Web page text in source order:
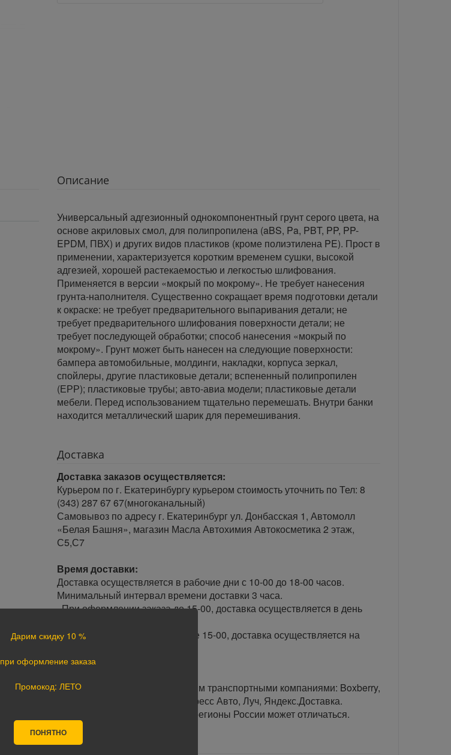
Описание
Универсальный адгезионный однокомпонентный грунт серого цвета, на
основе акриловых смол, для полипропилена (aBS, Pa, PBT, PP, PP-
EPDM, ПВХ) и других видов пластиков (кроме полиэтилена PE). Прост в
применении, характеризуется коротким временем сушки, высокой
адгезией, хорошей растекаемостью и легкостью шлифования.
Применяется в версии «мокрый по мокрому». Не требует нанесения
грунта-наполнителя. Существенно сокращает время подготовки детали
к окраске: не требует предварительного выпаривания детали; не
требует предварительного шлифования поверхности детали; не
требует последующей обработки; способ нанесения «мокрый по
мокрому». Грунт может быть нанесен на следующие поверхности:
бампера автомобильные, молдинги, накладки, корпуса зеркал,
спойлеры, другие пластиковые детали; вспененный полипропилен
(ЕРР); пластиковые трубы; авто-авиа модели; пластиковые детали
мебели. Перед использованием тщательно перемешать. Внутри банки
находится металлический шарик для перемешивания.
Доставка
Доставка заказов осуществляется:
Курьером по г. Екатеринбургу курьером стоимость уточнить по Тел: 8
(343) 287 67 67(многоканальный)
Самовывоз по адресу г. Екатеринбург ул. Донбасская 1, Автомолл
«Белая Башня», магазин Масла Автохимия Автокосметика 2 этаж,
С5,С7
Время доставки:
Доставка осуществляется в рабочие дни с 10-00 до 18-00 часов.
Минимальный интервал времени доставки 3 часа.
· При оформлении заказа до 15-00, доставка осуществляется в день
· При оформлении заказа после 15-00, доставка осуществляется на
В любой уголок России доставим транспортными компаниями: Boxberry,
Почта России, ПЭК, GTD, Экспресс Авто, Луч, Яндекс.Доставка.
Стоимость доставки в разные регионы России может отличаться.
Оплата
Дарим скидку 10 %
при оформление заказа
Промокод: ЛЕТО
ПОНЯТНО